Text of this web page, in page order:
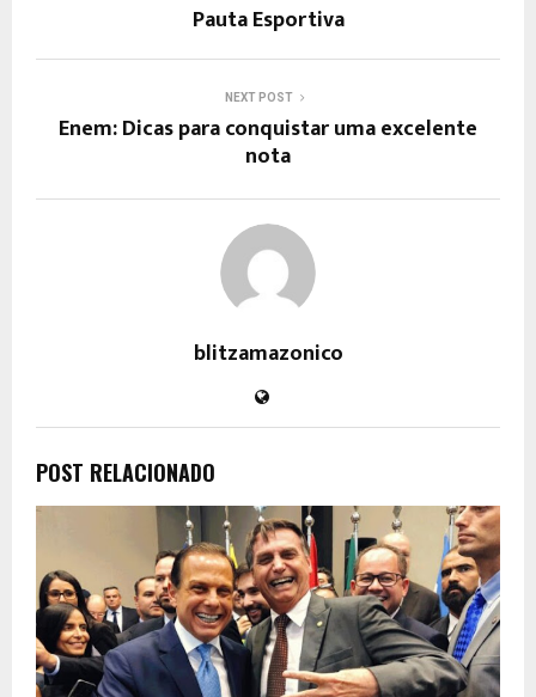
Pauta Esportiva
NEXT POST
Enem: Dicas para conquistar uma excelente
nota
blitzamazonico
POST RELACIONADO